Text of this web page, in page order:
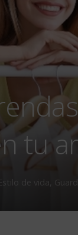
tu
de vida